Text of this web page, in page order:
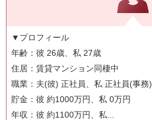
▼プロフィール
年齢：彼 26歳、私 27歳
住居：賃貸マンション同棲中
職業：夫(彼) 正社員、私 正社員(事務)
貯金：彼 約1000万円、私 0万円
年収：彼 約1100万円、私...